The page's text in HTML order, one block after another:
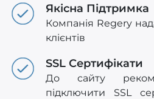
Якісна Підтримка
Компанія Regery
клієнтів
SSL Сертифікати
До сайту
підключити SSL